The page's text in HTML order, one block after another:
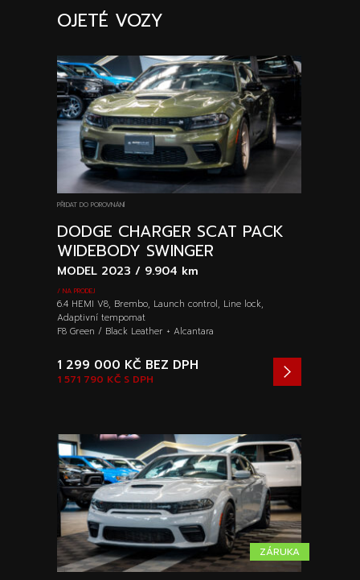
OJETÉ VOZY
PŘIDAT DO POROVNÁNÍ
DODGE CHARGER SCAT PACK
WIDEBODY SWINGER
MODEL 2023 / 9.904 km
/ NA PRODEJ
6.4 HEMI V8, Brembo, Launch control, Line lock,
Adaptivní tempomat
F8 Green / Black Leather + Alcantara
1 571 790 KČ S DPH
1 299 000 KČ BEZ DPH
ZÁRUKA